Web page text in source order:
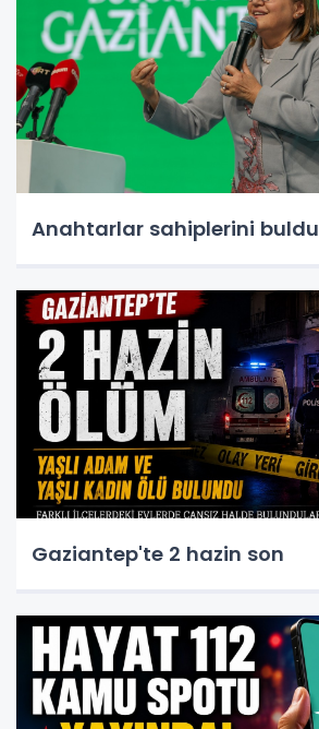
Anahtarlar sahiplerini buldu
Gaziantep'te 2 hazin son